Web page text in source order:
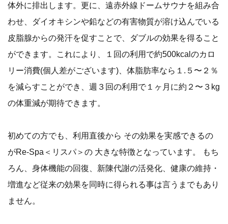
体外に排出します。更に、遠赤外線ドームサウナを組み合
わせ、ダイオキシンや鉛などの有害物質が溶け込んでいる
皮脂腺からの発汗を促すことで、ダブルの効果を得ること
ができます。これにより、１回の利用で約500kcalのカロ
リー消費(個人差がございます)、体脂肪率なら１.５〜２％
を減らすことができ、週３回の利用で１ヶ月に約２〜３kg
の体重減が期待できます。
初めての方でも、利用直後から その効果を実感できるの
がRe-Spa＜リスパ＞の 大きな特徴となっています。 もち
ろん、身体機能の回復、新陳代謝の活発化、健康の維持・
増進など従来の効果を同時に得られる事は言うまでもあり
ません。